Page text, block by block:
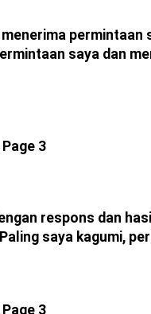
saya dan
respons dan
saya kagumi,